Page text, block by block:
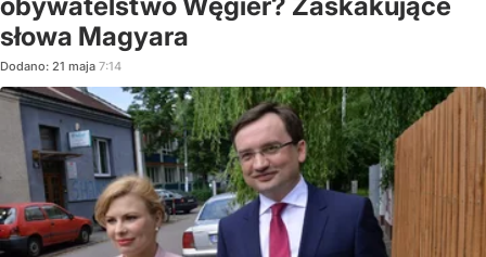
słowa Magyara
Dodano: 21 maja 7:14